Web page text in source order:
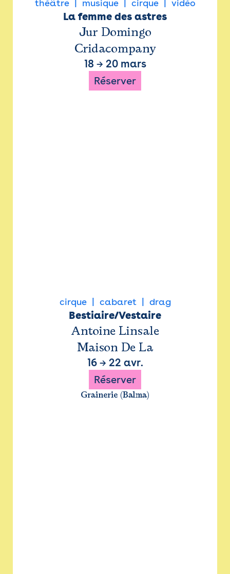
théâtre musique cirque vidéo
La femme des astres
Jur Domingo
Cridacompany
18 → 20 mars
Réserver
cirque cabaret drag
Bestiaire/Vestaire
Antoine Linsale
Maison De La
16→ 22 avr.
Réserver
Grainerie (Balma)